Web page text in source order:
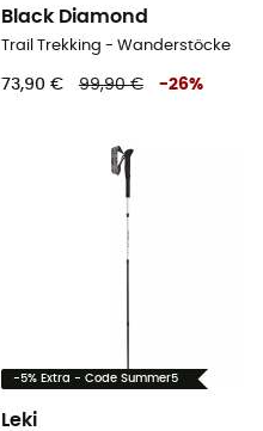
Black Diamond
Trail Trekking - Wanderstöcke
73,90 € 99,90 € -26%
-5% Extra - Code Summer5
Leki